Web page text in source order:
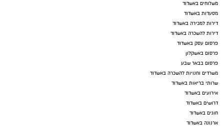
משלוחים באשדוד
מסעדות באשדוד
דירות למכירה באשדוד
דירות להשכרה באשדוד
פרסום עסק באשדוד
פרסום באשקלון
פרסום בבאר שבע
משרדים וחנויות להשכרה באשדוד
שרותי בריאות באשדוד
אירועים באשדוד
דרושים באשדוד
חוגים באשדוד
ארנונה באשדוד